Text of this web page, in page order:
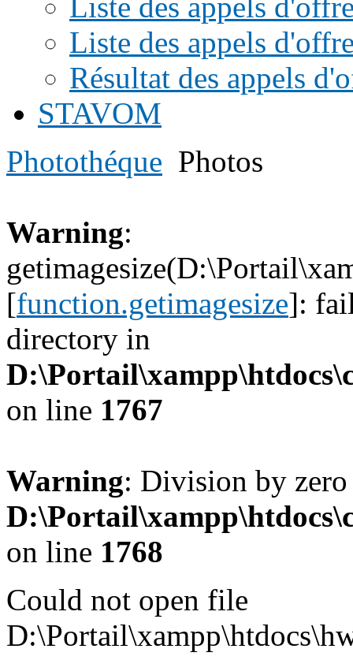
Liste des appels
Résultat des appels
STAVOM
Photothéque Photos
Warning:
[function.getimagesize]:
directory in
on line 1767
Warning: Division by
on line 1768
Could not open file